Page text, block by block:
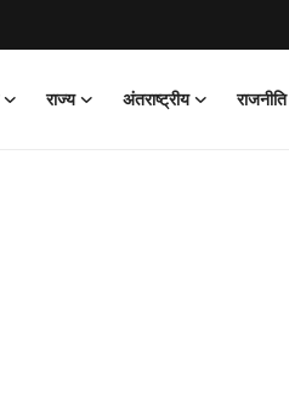
राज्य अंतराष्ट्रीय राजनीति